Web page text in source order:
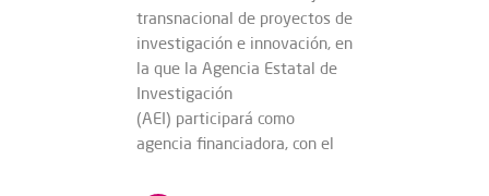
transnacional de proyectos de
investigación e innovación, en
la que la Agencia Estatal de
Investigación
(AEI) participará como
agencia financiadora, con el